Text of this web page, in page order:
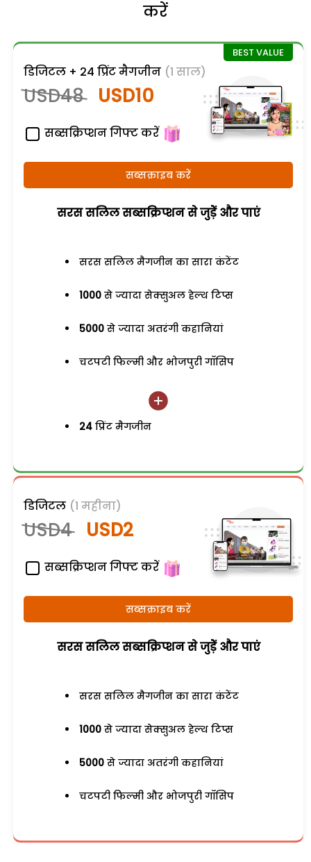
करें
डिजिटल + 24 प्रिंट मैगजीन (1 साल)
USD48 USD10
सब्सक्रिप्शन गिफ्ट करें
सब्सक्राइब करें
सरस सलिल सब्सक्रिप्शन से जुड़ेें और पाएं
सरस सलिल मैगजीन का सारा कंटेंट
1000 से ज्यादा सेक्सुअल हेल्थ टिप्स
5000 से ज्यादा अतरंगी कहानियां
चटपटी फिल्मी और भोजपुरी गॉसिप
24 प्रिंट मैगजीन
डिजिटल (1 महीना)
USD4 USD2
सब्सक्रिप्शन गिफ्ट करें
सब्सक्राइब करें
सरस सलिल सब्सक्रिप्शन से जुड़ेें और पाएं
सरस सलिल मैगजीन का सारा कंटेंट
1000 से ज्यादा सेक्सुअल हेल्थ टिप्स
5000 से ज्यादा अतरंगी कहानियां
चटपटी फिल्मी और भोजपुरी गॉसिप